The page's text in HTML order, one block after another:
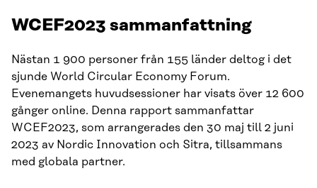
WCEF2023 sammanfattning
Nästan 1 900 personer från 155 länder deltog i det
sjunde World Circular Economy Forum.
Evenemangets huvudsessioner har visats över 12 600
gånger online. Denna rapport sammanfattar
WCEF2023, som arrangerades den 30 maj till 2 juni
2023 av Nordic Innovation och Sitra, tillsammans
med globala partner.